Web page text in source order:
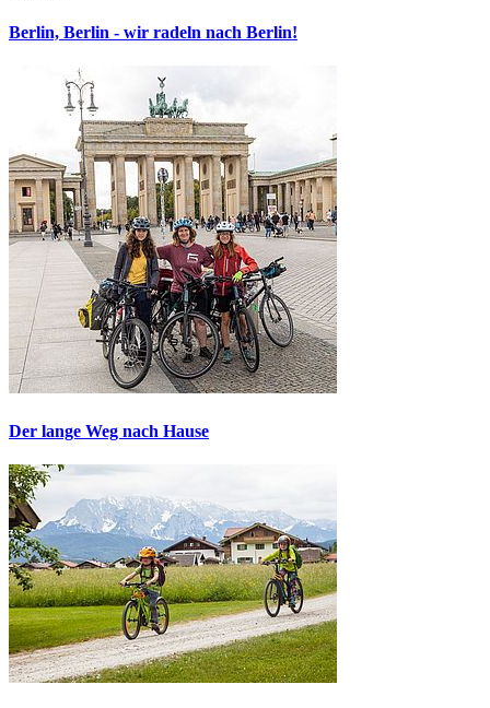
Berlin, Berlin - wir radeln nach Berlin!
Der lange Weg nach Hause